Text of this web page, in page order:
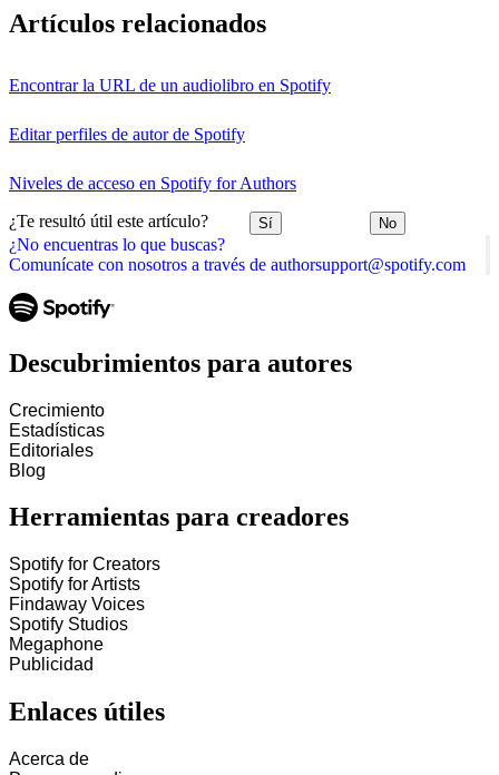
¿No encuentras lo que buscas?
Comunícate con nosotros a través de authorsupport@spotify.com
Artículos relacionados
Encontrar la URL de un audiolibro en Spotify
Editar perfiles de autor de Spotify
Niveles de acceso en Spotify for Authors
¿Te resultó útil este artículo? Sí No
Descubrimientos para autores
Crecimiento
Estadísticas
Editoriales
Blog
Herramientas para creadores
Spotify for Creators
Spotify for Artists
Findaway Voices
Spotify Studios
Megaphone
Publicidad
Enlaces útiles
Acerca de